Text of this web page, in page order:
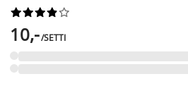






10,-/SETTI